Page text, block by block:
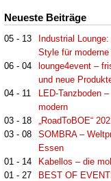
Neueste Beiträge
05 - 13
Industrial
Style für
06 - 04
lounge4event –
und neue
04 - 11
LED-Tanzboden
modern
03 - 18
„RoadToBOE“
03 - 08
SOMBRA –
Essen
01 - 14
Kabellos – die
01 - 27
BEST OF